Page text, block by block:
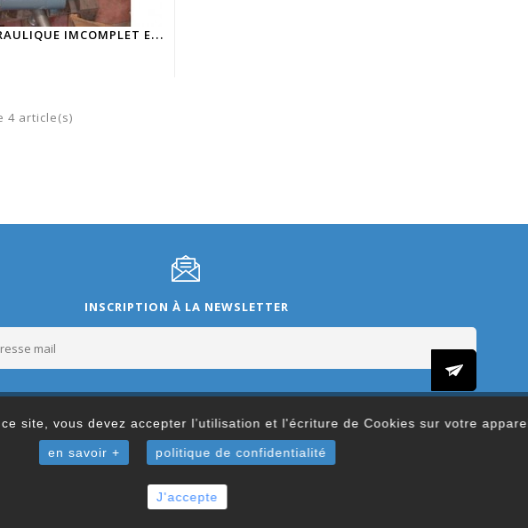
site, vous devez accepter l’utilisation et l'écriture de Cookies sur votre
en savoir + politique de confidentialité
J'accepte
G
ROUPE HYDRAULIQUE IMCOMPLET ETHYWAG
4 article(s)
INSCRIPTION À LA NEWSLETTER